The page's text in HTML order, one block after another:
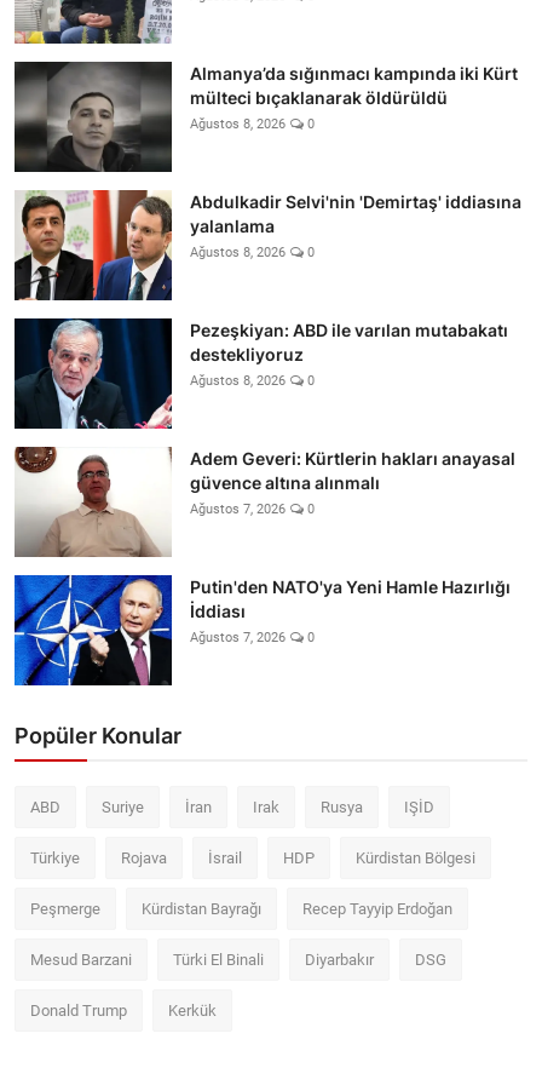
Almanya’da sığınmacı kampında iki Kürt
mülteci bıçaklanarak öldürüldü
Ağustos 8, 2026 0
Abdulkadir Selvi'nin 'Demirtaş' iddiasına
yalanlama
Ağustos 8, 2026 0
Pezeşkiyan: ABD ile varılan mutabakatı
destekliyoruz
Ağustos 8, 2026 0
Adem Geveri: Kürtlerin hakları anayasal
güvence altına alınmalı
Ağustos 7, 2026 0
Putin'den NATO'ya Yeni Hamle Hazırlığı
İddiası
Ağustos 7, 2026 0
Popüler Konular
ABD Suriye İran Irak Rusya IŞİD
Türkiye Rojava İsrail HDP Kürdistan Bölgesi
Peşmerge Kürdistan Bayrağı Recep Tayyip Erdoğan
Mesud Barzani Türki El Binali Diyarbakır DSG
Donald Trump Kerkük